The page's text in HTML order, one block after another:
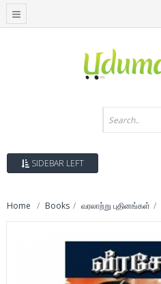
SIDEBAR LEFT
Home Books வரலாற்று புதினங்கள்